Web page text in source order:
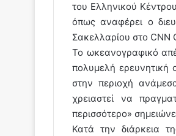
του Ελληνικού
όπως αναφέρει ο
Σακελλαρίου στο CNN
Το ωκεανογραφικό
πολυμελή ερευνητική
στην περιοχή
χρειαστεί να
περισσότερο»
Κατά την διάρκεια